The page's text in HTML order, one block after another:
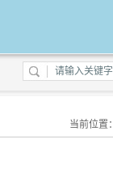
当前位置：